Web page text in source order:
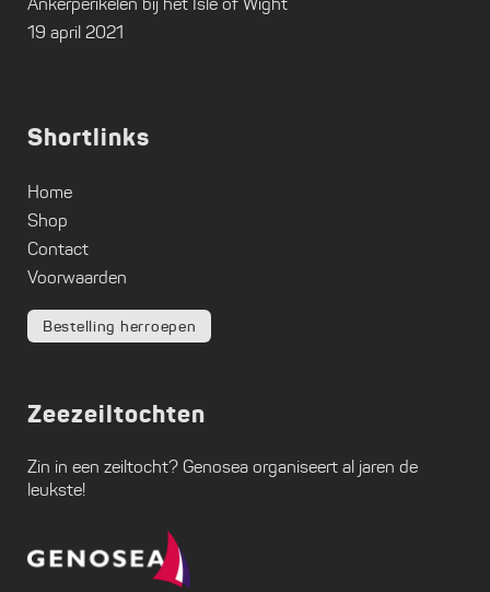
19 april 2021
Shortlinks
Home
Shop
Contact
Voorwaarden
Bestelling herroepen
Zeezeiltochten
Zin in een zeiltocht? Genosea organiseert al jaren de
leukste!